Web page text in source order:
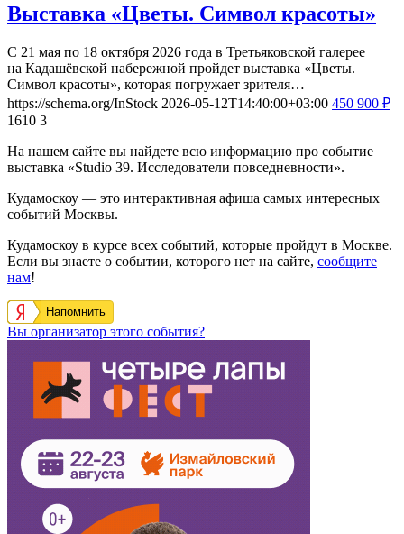
Выставка «Цветы. Символ красоты»
С 21 мая по 18 октября 2026 года в Третьяковской галерее
на Кадашёвской набережной пройдет выставка «Цветы.
Символ красоты», которая погружает зрителя…
https://schema.org/InStock 2026-05-12T14:40:00+03:00 450 900 ₽
1610 3
На нашем сайте вы найдете всю информацию про событие
выставка «Studio 39. Исследователи повседневности».
Кудамоскоу — это интерактивная афиша самых интересных
событий Москвы.
Кудамоскоу в курсе всех событий, которые пройдут в Москве.
Если вы знаете о событии, которого нет на сайте, сообщите
нам!
Напомнить
Вы организатор этого события?